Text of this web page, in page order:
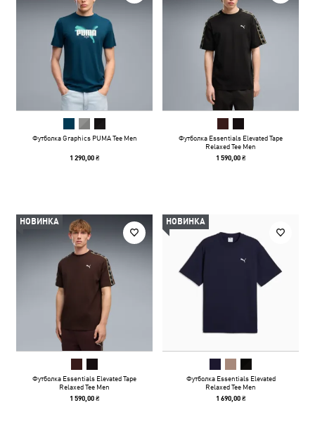
Футболка Graphics PUMA Tee Men
1 290,00 ₴
Футболка Essentials Elevated Tape
Relaxed Tee Men
1 590,00 ₴
НОВИНКА
Футболка Essentials Elevated Tape
Relaxed Tee Men
1 590,00 ₴
НОВИНКА
Футболка Essentials Elevated
Relaxed Tee Men
1 690,00 ₴